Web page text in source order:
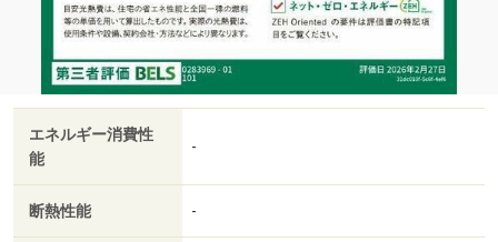
エネルギー消費性
能
-
断熱性能 -